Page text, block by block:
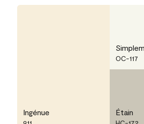
Ingénue
OC-117
Étain